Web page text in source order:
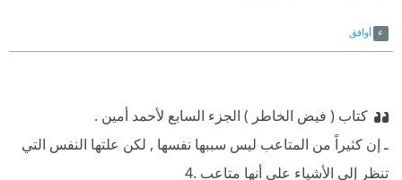
أوافق
كتاب ( فيض الخاطر ) الجزء السابع لأحمد أمين .
‏ـ إن كثيراً من المتاعب ليس سببها نفسها , لكن علتها النفس التي
تنظر إلى الأشياء على أنها متاعب .4